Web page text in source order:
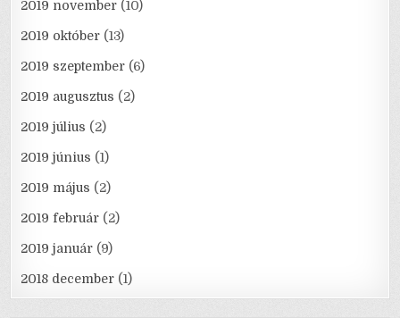
2019 november (10)
2019 október (13)
2019 szeptember (6)
2019 augusztus (2)
2019 július (2)
2019 június (1)
2019 május (2)
2019 február (2)
2019 január (9)
2018 december (1)